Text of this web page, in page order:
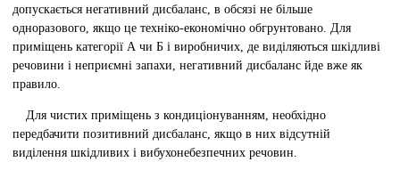
допускається негативний дисбаланс, в обсязі не більше
одноразового, якщо це техніко-економічно обгрунтовано. Для
приміщень категорії А чи Б і виробничих, де виділяються шкідливі
речовини і неприємні запахи, негативний дисбаланс йде вже як
правило.
Для чистих приміщень з кондиціонуванням, необхідно
передбачити позитивний дисбаланс, якщо в них відсутній
виділення шкідливих і вибухонебезпечних речовин.